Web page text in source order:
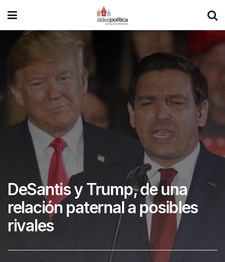
DeSantis y Trump, de una
relación paternal a posibles
rivales